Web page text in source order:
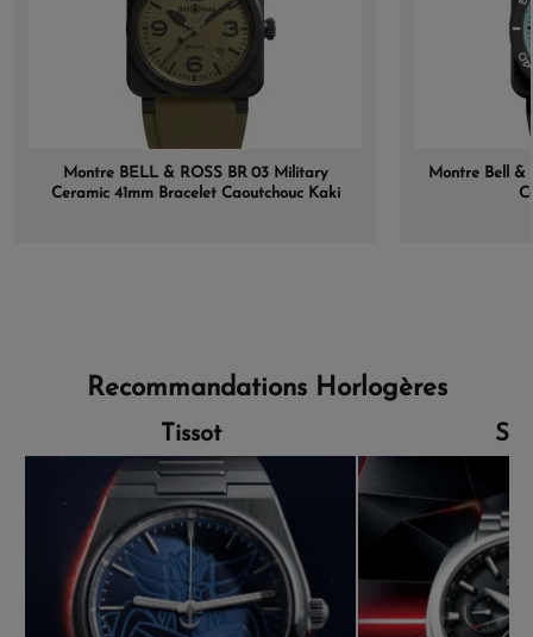
Montre BELL & ROSS BR 03 Military
Ceramic 41mm Bracelet Caoutchouc Kaki
Montre Bell &
Recommandations Horlogères
Tissot